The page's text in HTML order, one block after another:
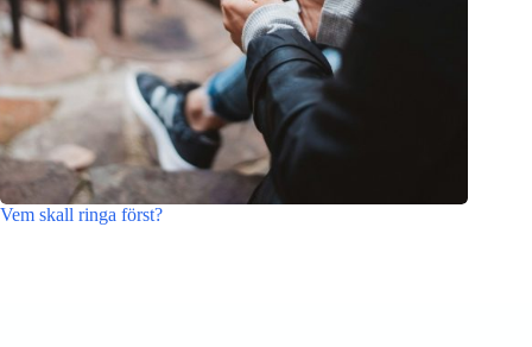
Vem skall ringa först?